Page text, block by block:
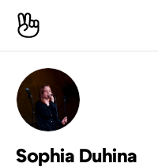
Sophia Duhina